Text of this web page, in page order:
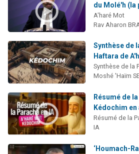
du Molé'h
A'haré Mot
Rav Aharon
Synthèse de
Haftara de
Synthèse de la
Moshé 'Haïm
Résumé de
Kédochim
Résumé de la
IA
‘Houmach-